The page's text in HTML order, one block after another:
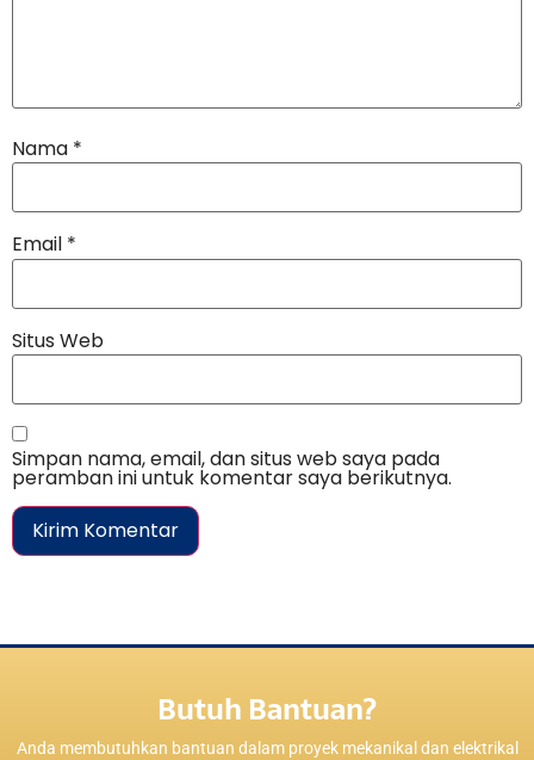
Nama *
Email *
Situs Web
Simpan nama, email, dan situs web saya pada
peramban ini untuk komentar saya berikutnya.
Butuh Bantuan?
Anda membutuhkan bantuan dalam proyek mekanikal dan elektrikal